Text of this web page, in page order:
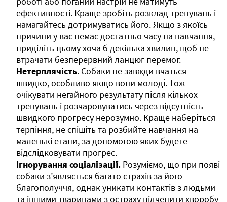
ефективності. Краще зробіть розклад тренувань і
намагайтесь дотримуватись його. Якщо з якоїсь
причини у вас немає достатньо часу на навчання,
приділіть цьому хоча б декілька хвилин, щоб не
втрачати безперервний ланцюг перемог.
Нетерплячість. Собаки не завжди вчаться
швидко, особливо якщо вони молоді. Тож
очікувати негайного результату після кількох
тренувань і розчаровуватись через відсутність
швидкого прогресу нерозумно. Краще наберіться
терпіння, не спішіть та розбийте навчання на
маленькі етапи, за допомогою яких будете
відслідковувати прогрес.
Ігнорування соціалізації. Розуміємо, що при появі
собаки з’являється багато страхів за його
благополуччя, однак уникати контактів з людьми
та іншими тваринами з остраху підчепити хворобу